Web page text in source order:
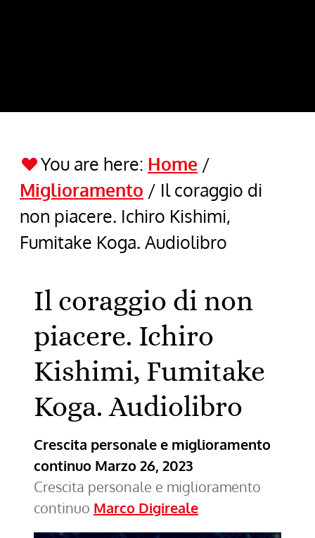
You are here: Home /
Miglioramento / Il coraggio di
non piacere. Ichiro Kishimi,
Fumitake Koga. Audiolibro
Il coraggio di non
piacere. Ichiro
Kishimi, Fumitake
Koga. Audiolibro
Crescita personale e miglioramento
continuo Marzo 26, 2023
Crescita personale e miglioramento
continuo Marco Digireale